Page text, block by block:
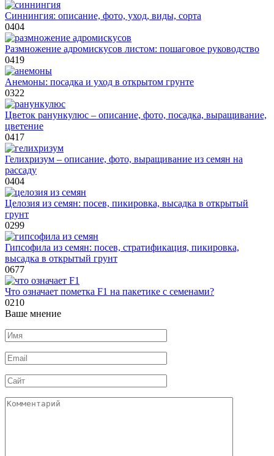
Синнингия: описание, фото, уход, виды, сорта
0404
Размножение адромискусов листом: пошаговое руководство
0419
Анемоны: посадка и уход в открытом грунте
0322
Цветок ранункулюс – описание, фото, посадка, выращивание,
цветение
0417
Гелихризум – описание, фото, выращивание из семян на
рассаду
0404
Целозия из семян: посев, пикировка, высадка в открытый
грунт
0299
Гипсофила из семян: посев, стратификация, пикировка,
высадка в открытый грунт
0677
Что означает пометка F1 на пакетике с семенами?
0210
Ваше мнение
Имя
*
Email
*
Сайт
Комментарий